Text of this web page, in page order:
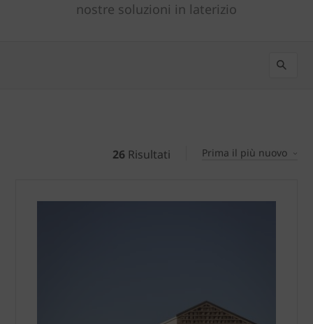
nostre soluzioni in laterizio
26 Risultati Prima il più nuovo